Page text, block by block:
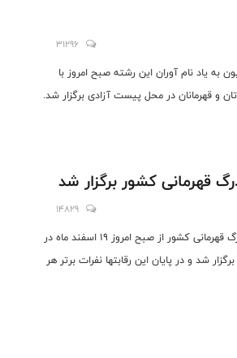
31296
به یاد نام آوران این رشته صبح امروز با
و قهرمانان در محل پیست آزادی برگزار شد.
قهرمانی کشور برگزار شد
14829
چهارمین راند مسابقات اتومبیلرانی درگ قهرمانی کشور از صبح امروز ۱۹ اسفند ماه در
شد و در پایان این رقابتها نفرات برتر هر